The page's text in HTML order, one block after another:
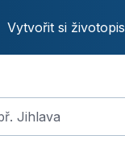
Vytvořit si životopis
Jihlava